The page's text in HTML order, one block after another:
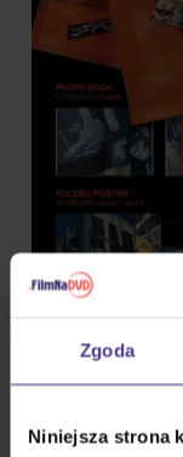
Zgoda
Niniejsza strona